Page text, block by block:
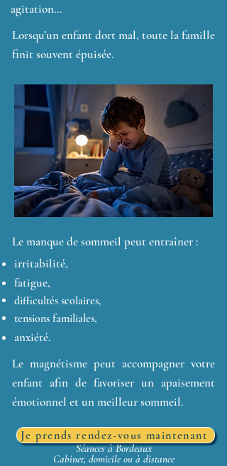
agitation…
Lorsqu’un enfant dort mal, toute la famille
finit souvent épuisée.
Le manque de sommeil peut entraîner :
irritabilité,
fatigue,
difficultés scolaires,
tensions familiales,
anxiété.
Le magnétisme peut accompagner votre
enfant afin de favoriser un apaisement
émotionnel et un meilleur sommeil.
Je prends rendez-vous maintenant
Séances à Bordeaux
Cabinet, domicile ou à distance